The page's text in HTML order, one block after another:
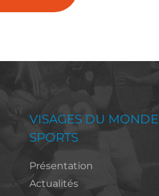
VISAGES DU MONDE
SPORTS
Présentation
Actualités